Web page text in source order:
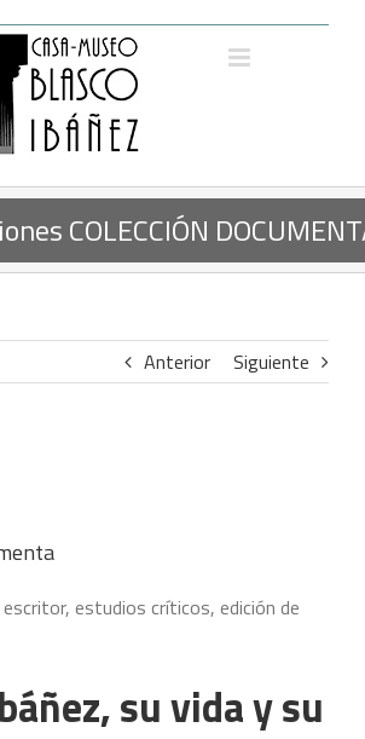
COLECCIÓN
Anterior Siguiente
estudios críticos, edición de
su vida y su